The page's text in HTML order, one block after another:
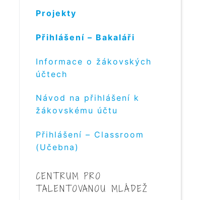
Projekty
Přihlášení – Bakaláři
Informace o žákovských
účtech
Návod na přihlášení k
žákovskému účtu
Přihlášení – Classroom
(Učebna)
CENTRUM PRO
TALENTOVANOU MLÁDEŽ